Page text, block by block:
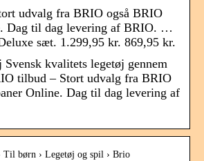
udvalg fra BRIO også BRIO
Dag til dag levering af BRIO. …
sæt. 1.299,95 kr. 869,95 kr.
kvalitets legetøj gennem
tilbud – Stort udvalg fra BRIO
Online. Dag til dag levering af
Til børn › Legetøj og spil › Brio